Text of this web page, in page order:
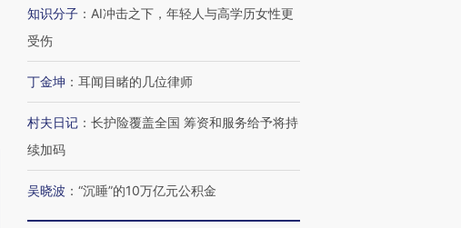
知识分子 ： AI冲击之下，年轻人与高学历女性更
受伤
丁金坤 ： 耳闻目睹的几位律师
村夫日记 ： 长护险覆盖全国 筹资和服务给予将持
续加码
吴晓波 ： “沉睡”的10万亿元公积金